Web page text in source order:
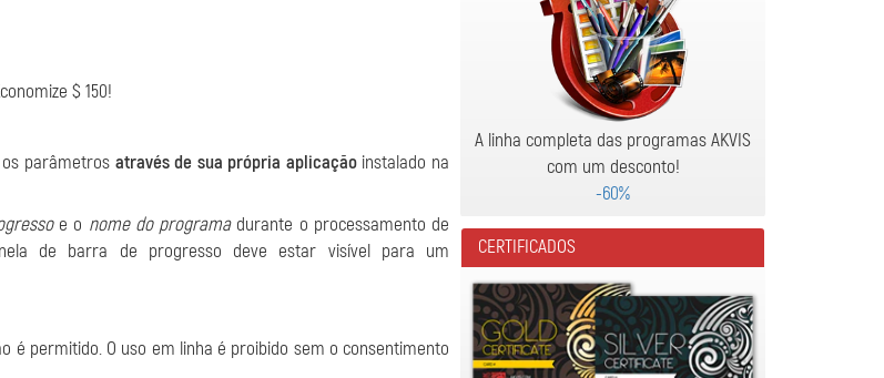
$ 150!
parâmetros através de sua própria aplicaçãoinstalado na
e o nome do programadurante o processamento de
de barra de progresso deve estar visível para um
é permitido. O uso em linha é proibido sem o consentimento
A linha completa das programas AKVIS
com um desconto!
-60%
CERTIFICADOS